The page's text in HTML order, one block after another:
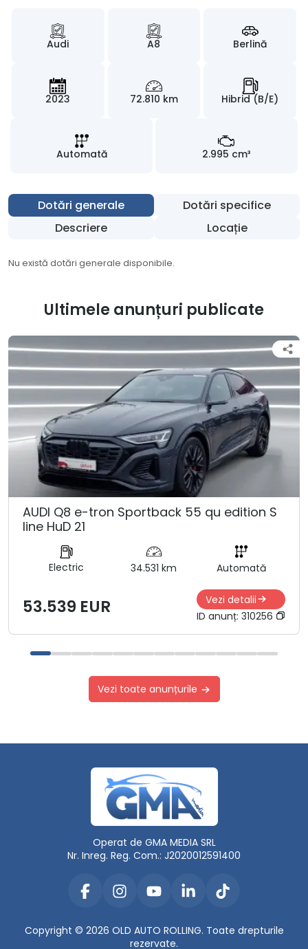
Audi A8 Berlină
2023 72.810 km Hibrid (B/E)
Automată 2.995 cm³
Dotări generale
Dotări specifice
Descriere
Locație
Nu există dotări generale disponibile.
Ultimele anunțuri publicate
AUDI Q8 e-tron Sportback 55 qu edition S
line HuD 21
Electric 34.531 km Automată
53.539 EUR
Vezi detalii
ID anunț: 310256
Vezi toate anunțurile
Operat de GMA MEDIA SRL
Nr. Inreg. Reg. Com.: J2020012591400
Copyright © 2026 OLD AUTO ROLLING. Toate drepturile
rezervate.